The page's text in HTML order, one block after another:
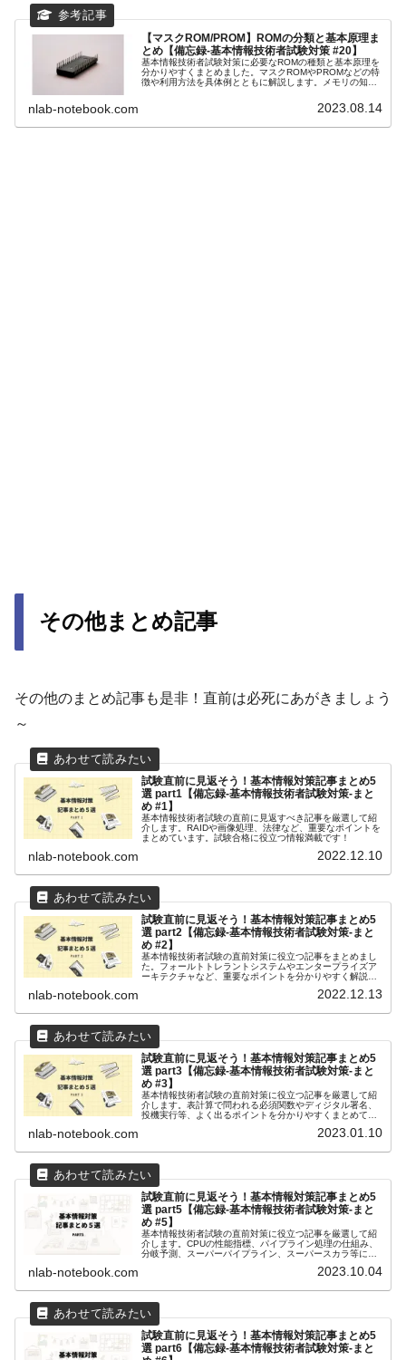
【マスクROM/PROM】ROMの分類と基本原理ま
とめ【備忘録-基本情報技術者試験対策 #20】
基本情報技術者試験対策に必要なROMの種類と基本原理を
分かりやすくまとめました。マスクROMやPROMなどの特
徴や利用方法を具体例とともに解説します。メモリの知識
nlab-notebook.com 2023.08.14
その他まとめ記事
その他のまとめ記事も是非！直前は必死にあがきましょう
～
試験直前に見返そう！基本情報対策記事まとめ5
選 part1【備忘録-基本情報技術者試験対策-まと
め #1】
基本情報技術者試験の直前に見返すべき記事を厳選して紹
介します。RAIDや画像処理、法律など、重要なポイントを
まとめています。試験合格に役立つ情報満載です！
nlab-notebook.com 2022.12.10
試験直前に見返そう！基本情報対策記事まとめ5
選 part2【備忘録-基本情報技術者試験対策-まと
め #2】
基本情報技術者試験の直前対策に役立つ記事をまとめまし
た。フォールトトレラントシステムやエンタープライズア
ーキテクチャなど、重要なポイントを分かりやすく解説し
ように、ぜひブックマークしておいてください！
nlab-notebook.com 2022.12.13
試験直前に見返そう！基本情報対策記事まとめ5
選 part3【備忘録-基本情報技術者試験対策-まと
め #3】
基本情報技術者試験の直前対策に役立つ記事を厳選して紹
介します。表計算で問われる必須関数やディジタル署名、
投機実行等、よく出るポイントを分かりやすくまとめてい
nlab-notebook.com 2023.01.10
試験直前に見返そう！基本情報対策記事まとめ5
選 part5【備忘録-基本情報技術者試験対策-まと
め #5】
基本情報技術者試験の直前対策に役立つ記事を厳選して紹
介します。CPUの性能指標、パイプライン処理の仕組み、
分岐予測、スーパーパイプライン、スーパースカラ等につ
試験前日の夜や試験会場への移動中に見返して、合格に近
nlab-notebook.com 2023.10.04
試験直前に見返そう！基本情報対策記事まとめ5
選 part6【備忘録-基本情報技術者試験対策-まと